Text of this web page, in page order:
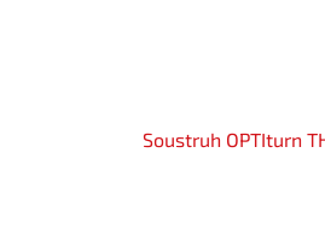
Soustruh OPTIturn